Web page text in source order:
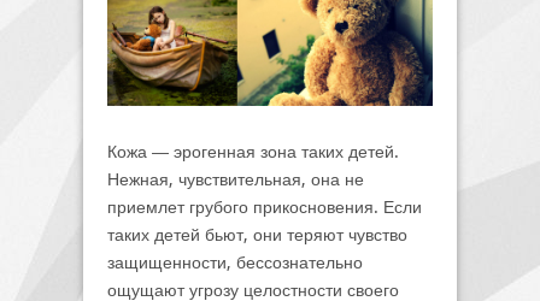
Кожа ― эрогенная зона таких детей.
Нежная, чувствительная, она не
приемлет грубого прикосновения. Если
таких детей бьют, они теряют чувство
защищенности, бессознательно
ощущают угрозу целостности своего